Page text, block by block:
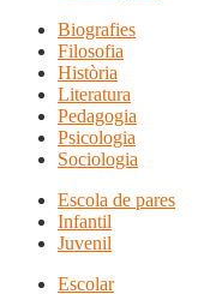
Biografies
Filosofia
Història
Literatura
Pedagogia
Psicologia
Sociologia
Escola de pares
Infantil
Juvenil
Escolar